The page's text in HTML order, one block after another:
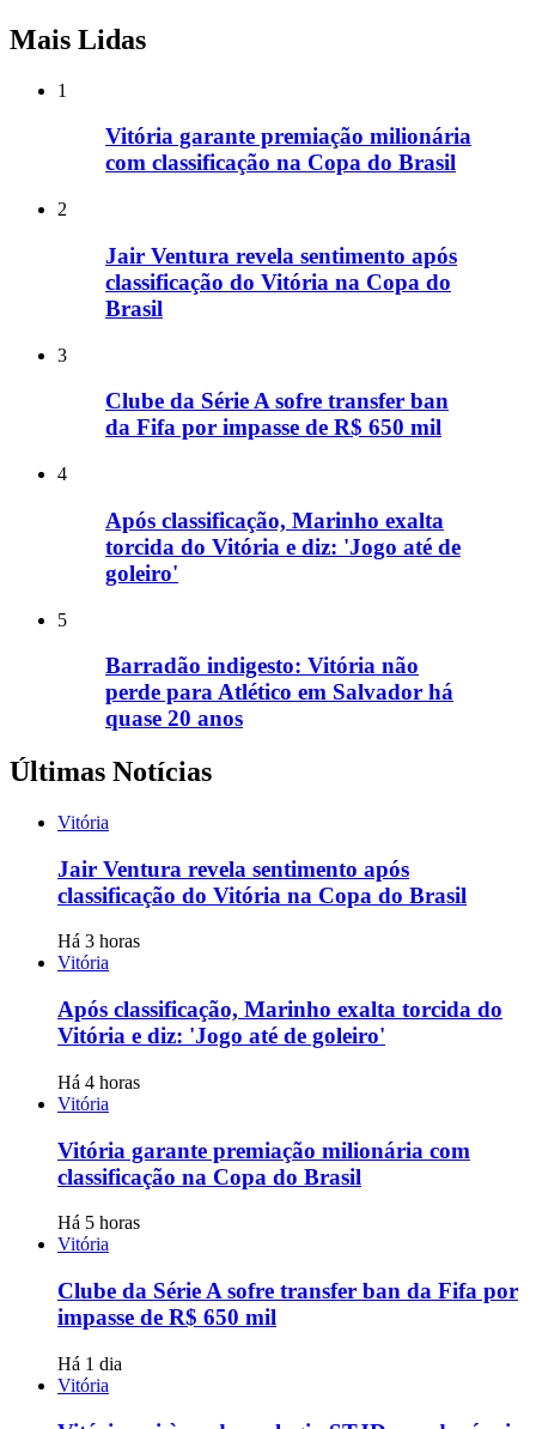
Mais Lidas
1
Vitória garante premiação milionária
com classificação na Copa do Brasil
2
Jair Ventura revela sentimento após
classificação do Vitória na Copa do
Brasil
3
Clube da Série A sofre transfer ban
da Fifa por impasse de R$ 650 mil
4
Após classificação, Marinho exalta
torcida do Vitória e diz: 'Jogo até de
goleiro'
5
Barradão indigesto: Vitória não
perde para Atlético em Salvador há
quase 20 anos
Últimas Notícias
Vitória
Jair Ventura revela sentimento após
classificação do Vitória na Copa do Brasil
Há 3 horas
Vitória
Após classificação, Marinho exalta torcida do
Vitória e diz: 'Jogo até de goleiro'
Há 4 horas
Vitória
Vitória garante premiação milionária com
classificação na Copa do Brasil
Há 5 horas
Vitória
Clube da Série A sofre transfer ban da Fifa por
impasse de R$ 650 mil
Há 1 dia
Vitória